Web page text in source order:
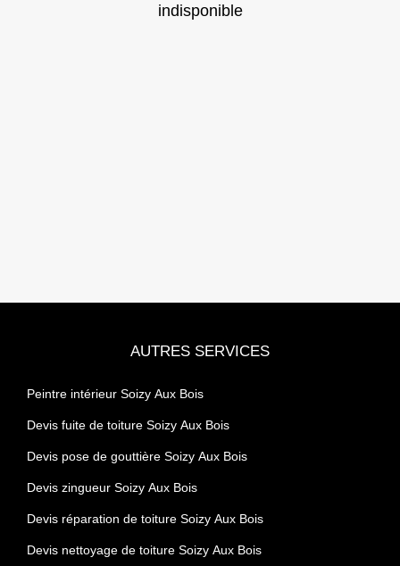
indisponible
AUTRES SERVICES
Peintre intérieur Soizy Aux Bois
Devis fuite de toiture Soizy Aux Bois
Devis pose de gouttière Soizy Aux Bois
Devis zingueur Soizy Aux Bois
Devis réparation de toiture Soizy Aux Bois
Devis nettoyage de toiture Soizy Aux Bois